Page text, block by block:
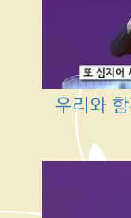
우리와